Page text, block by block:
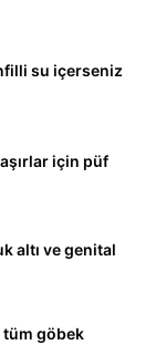
su içerseniz
için püf
altı ve genital
tüm göbek